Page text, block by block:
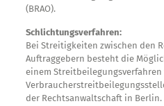
(BRAO).
Schlichtungsverfahren:
Bei Streitigkeiten zwischen den
Auftraggebern besteht die
einem
der Rechtsanwaltschaft in Berlin.